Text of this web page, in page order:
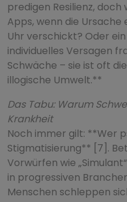
predigen Resilienz,
Apps, wenn die Ursache
Uhr verschickt? Oder
individuelles Versagen
Schwäche – sie ist oft
illogische Umwelt.**
Das Tabu: Warum
Krankheit
Noch immer gilt: **Wer
Stigmatisierung** [7].
Vorwürfen wie
in progressiven
Menschen schleppen